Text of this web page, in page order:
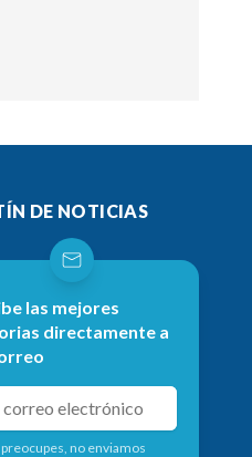
DE NOTICIAS
las mejores
directamente a
no enviamos